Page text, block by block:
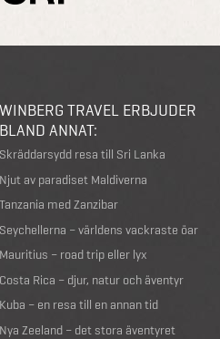
WINBERG TRAVEL ERBJUDER
BLAND ANNAT:
Skräddarsydd resa till Sri Lanka
Njut av paradiset Maldiverna
Tanzania med Zanzibar
Seychellerna – världens vackraste öar
Mauritius – road trip eller lyx
Costa Rica – djur, natur och äventyr
Kuba – en resa till en annan tid
Nya Zeeland – det stora äventyret